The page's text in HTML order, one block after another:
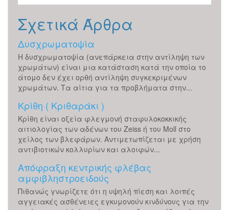
Σχετικά Άρθρα
Δυσχρωματοψία
Η δυσχρωματοψία (ανεπάρκεια στην αντίληψη των
χρωμάτων) είναι μια κατάσταση κατά την οποία το
άτομο δεν έχει ορθή αντίληψη συγκεκριμένων
χρωμάτων. Τα αίτια για τα προβλήματα στην...
Κρίθη ( Κριθαράκι )
Κρίθη είναι οξεία φλεγμονή σταφυλοκοκκικής
αιτιολογίας των αδένων του Zeiss ή του Moll στο
χείλος των βλεφάρων. Αντιμετωπίζεται με χρήση
αντιβιοτικών κολλυρίων και αλοιφών...
Απόφραξη κεντρικής φλέβας
αμφιβληστροειδούς
Πιθανώς γνωρίζετε ότι η υψηλή πίεση και λοιπές
αγγειακές ασθένειες εγκυμονούν κινδύνους για την